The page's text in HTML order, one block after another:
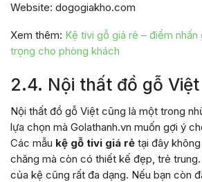
Website: dogogiakho.com
Xem thêm: Kệ tivi gỗ giá rẻ – điểm nhấn
trọng cho phòng khách
2.4. Nội thất đồ gỗ Việt
Nội thất đồ gỗ Việt cũng là một trong
lựa chọn mà Golathanh.vn muốn gợi ý
Các mẫu kệ gỗ tivi giá rẻ tại đây
chăng mà còn có thiết kế đẹp, trẻ trung.
của kệ cũng rất đa dạng. Nếu bạn còn